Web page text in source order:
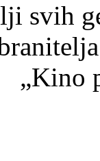
svih
„Kino